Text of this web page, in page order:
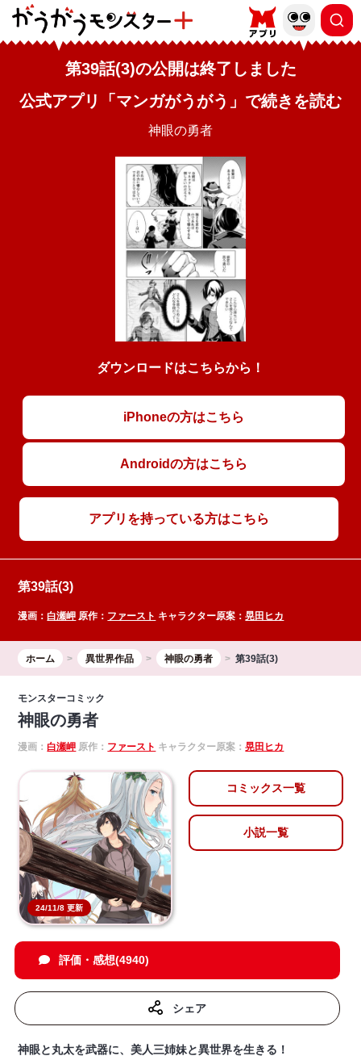
第39話(3)の公開は終了しました
公式アプリ「マンガがうがう」で続きを読む
神眼の勇者
ダウンロードはこちらから！
iPhoneの方はこちら
Androidの方はこちら
アプリを持っている方はこちら
第39話(3)
漫画：白瀬岬 原作： ファースト キャラクター原案：晃田ヒカ
ホーム 異世界作品 神眼の勇者 第39話(3)
モンスターコミック
神眼の勇者
漫画：白瀬岬 原作： ファースト キャラクター原案：晃田ヒカ
24/11/8 更新
コミックス一覧
小説一覧
評価・感想(4940)
シェア
神眼と丸太を武器に、美人三姉妹と異世界を生きる！